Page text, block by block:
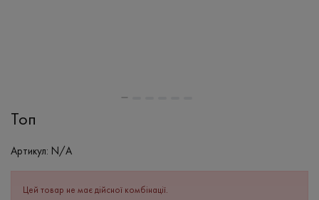
Топ
Артикул: N/A
Цей товар не має дійсної комбінації.